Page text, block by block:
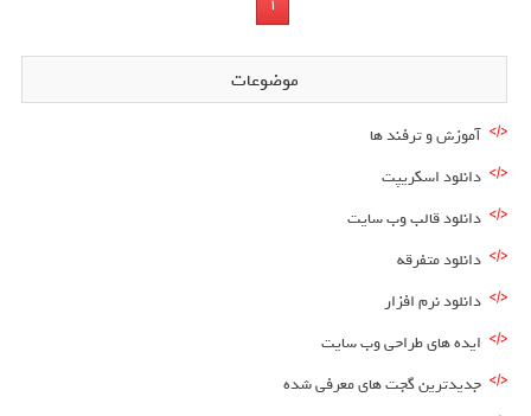
موضوعات
آموزش و ترفند ها
دانلود اسکریپت
دانلود قالب وب سایت
دانلود متفرقه
دانلود نرم افزار
ایده های طراحی وب سایت
جدیدترین گجت های معرفی شده